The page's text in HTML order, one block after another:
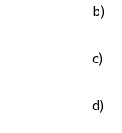
b)
c)
d)